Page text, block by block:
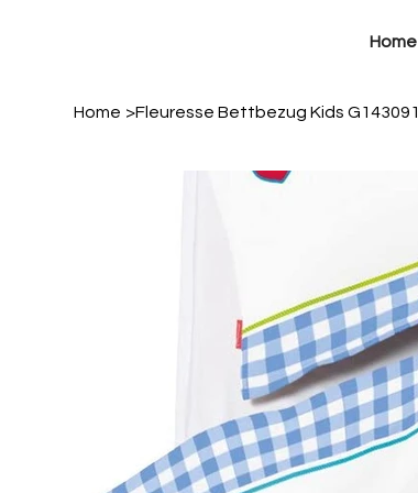
Home
Home >Fleuresse Bettbezug Kids G143091